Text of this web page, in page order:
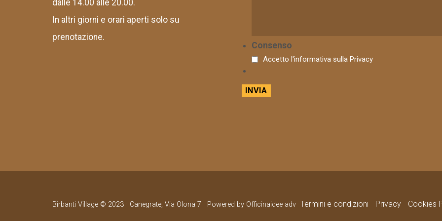
dalle 14.00 alle 20.00.
In altri giorni e orari aperti solo su
prenotazione.
Consenso
Accetto l'informativa sulla Privacy
Birbanti Village © 2023 · Canegrate, Via Olona 7 · Powered by Officinaidee adv Termini e condizioni Privacy Cookies